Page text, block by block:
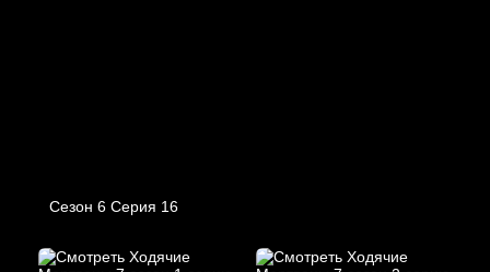
Сезон 6 Серия 16